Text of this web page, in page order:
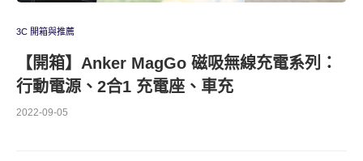
3C 開箱與推薦
【開箱】Anker MagGo 磁吸無線充電系列：
行動電源、2合1 充電座、車充
2022-09-05